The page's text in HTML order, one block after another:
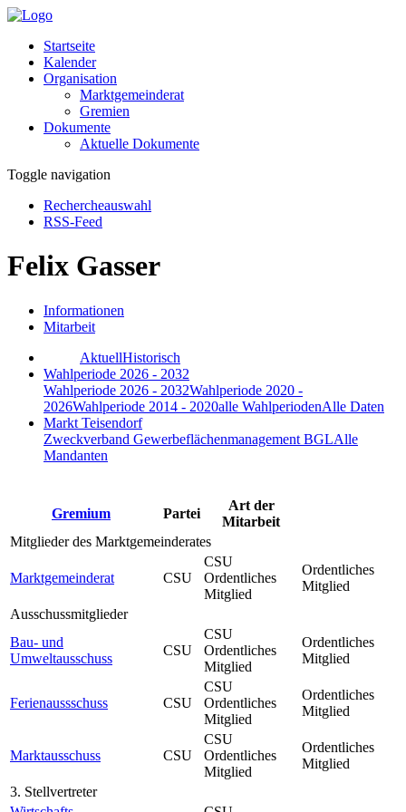
Startseite
Kalender
Organisation
Marktgemeinderat
Gremien
Dokumente
Aktuelle Dokumente
Toggle navigation
Rechercheauswahl
RSS-Feed
Felix Gasser
Informationen
Mitarbeit
AktuellHistorisch
Wahlperiode 2026 - 2032
Wahlperiode 2026 - 2032Wahlperiode 2020 -
2026Wahlperiode 2014 - 2020alle WahlperiodenAlle Daten
Markt Teisendorf
Zweckverband Gewerbeflächenmanagement BGLAlle
Mandanten
Gremium Partei
Art der
Mitarbeit
Mitglieder des Marktgemeinderates
Marktgemeinderat CSU
CSU
Ordentliches
Mitglied
Ordentliches
Mitglied
Ausschussmitglieder
Bau- und
Umweltausschuss
CSU
CSU
Ordentliches
Mitglied
Ordentliches
Mitglied
Ferienaussschuss CSU
CSU
Ordentliches
Mitglied
Ordentliches
Mitglied
Marktausschuss CSU
CSU
Ordentliches
Mitglied
Ordentliches
Mitglied
3. Stellvertreter